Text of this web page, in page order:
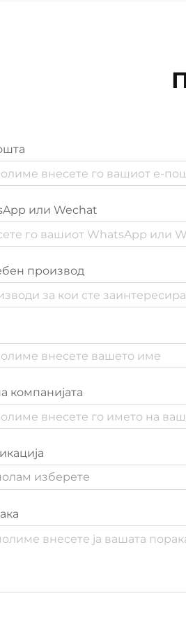
или Wechat
производ
компанијата
изберете